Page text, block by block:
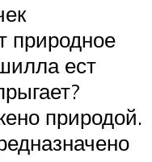
ест
природой.